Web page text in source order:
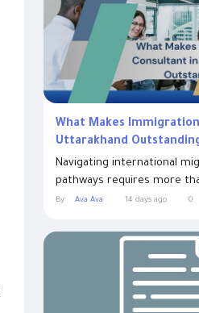
What Makes
Uttarakhand
Navigating international
pathways requires more
By Ava Ava 14 days ago 0